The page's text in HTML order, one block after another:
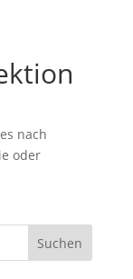
nach
oder
Suchen